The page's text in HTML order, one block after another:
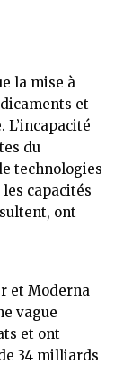
la mise à
et
L’incapacité
du
technologies
capacités
ont
et Moderna
vague
et ont
34 milliards